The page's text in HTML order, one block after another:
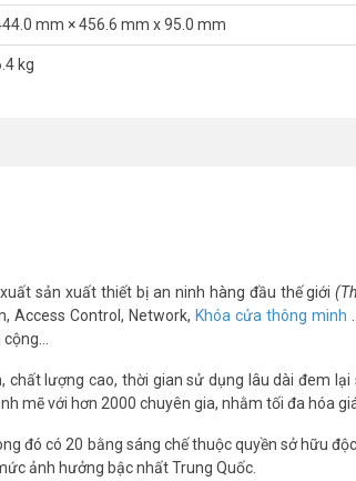
mm × 456.6 mm x 95.0 mm
kg
sản xuất thiết bị an ninh hàng đầu thế giới
Access Control, Network, Khóa cửa thông minh
chất lượng cao, thời gian sử dụng lâu dài đem
mẽ với hơn 2000 chuyên gia, nhằm tối đa hóa
đó có 20 bằng sáng chế thuộc quyền sở hữu
ảnh hưởng bậc nhất Trung Quốc.